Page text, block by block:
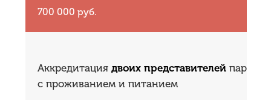
700 000 руб.
Аккредитация двоих представителей
с проживанием и питанием